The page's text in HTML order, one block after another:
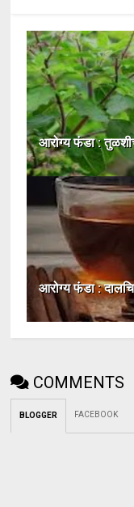
आरोग्य फंडा :
आरोग्य फंडा :
COMMENTS
BLOGGER FACEBOOK